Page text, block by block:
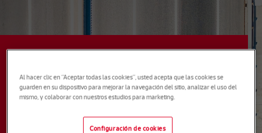
Toda la información de CTT
Express para que no te
pierdas nada
Al hacer clic en “Aceptar todas las cookies”, usted acepta que las cookies se
guarden en su dispositivo para mejorar la navegación del sitio, analizar el uso del
mismo, y colaborar con nuestros estudios para marketing.
Configuración de cookies